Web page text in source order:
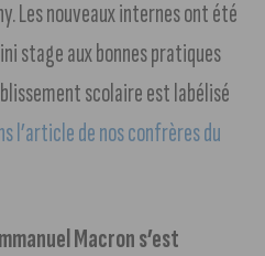
Les nouveaux internes ont été
stage aux bonnes pratiques
scolaire est labélisé
l’article de nos confrères du
Macron s’est